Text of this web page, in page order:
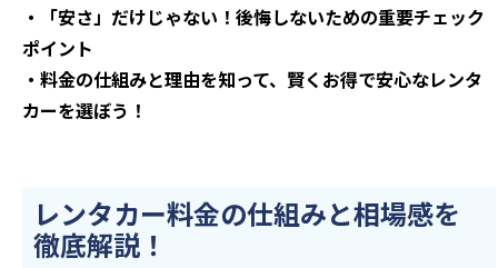
・「安さ」だけじゃない！後悔しないための重要チェック
ポイント
・料金の仕組みと理由を知って、賢くお得で安心なレンタ
カーを選ぼう！
レンタカー料金の仕組みと相場感を
徹底解説！